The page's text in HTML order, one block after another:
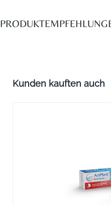
Produktgalerie
Kunden kauften auch